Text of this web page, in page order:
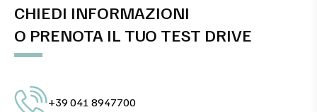
CHIEDI INFORMAZIONI
O PRENOTA IL TUO TEST DRIVE
+39 041 8947700